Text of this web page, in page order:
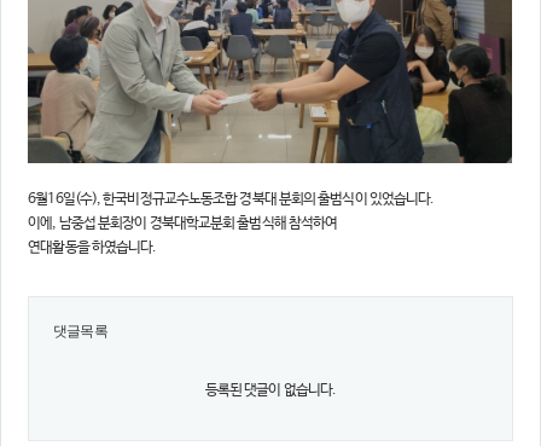
6월16일(수), 한국비정규교수노동조합 경북대 분회의 출범식이 있었습니다.
이에, 남중섭 분회장이 경북대학교분회 출범식해 참석하여
연대활동을 하였습니다.
댓글목록
등록된 댓글이 없습니다.